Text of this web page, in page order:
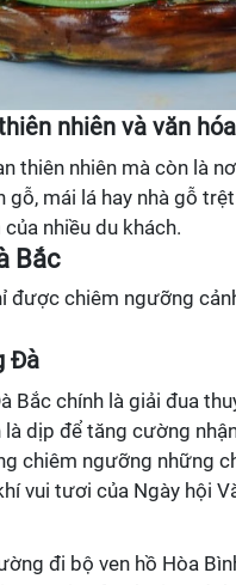
nhiên và văn hóa
thiên nhiên mà còn là
gỗ, mái lá hay nhà gỗ
nhiều du khách.
Bắc
được chiêm ngưỡng
Đà
chính là giải đua
dịp để tăng cường
chiêm ngưỡng những
vui tươi của Ngày hội
đi bộ ven hồ Hòa